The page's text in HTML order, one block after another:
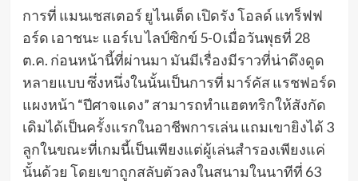
การที่ แมนเชสเตอร์ ยูไนเต็ด เปิดรัง โอลด์ แทร็ฟฟ
อร์ด เอาชนะ แอร์เบ ไลป์ซิกข์ 5-0 เมื่อวันพุธที่ 28
ต.ค. ก่อนหน้านี้ที่ผ่านมา มันมีเรื่องมีราวที่น่าดึงดูด
หลายแบบ ซึ่งหนึ่งในนั้นเป็นการที่ มาร์คัส แรชฟอร์ด
แผงหน้า “ปีศาจแดง” สามารถทำแฮตทริกให้สังกัด
เดิมได้เป็นครั้งแรกในอาชีพการเล่น แถมเขายิงได้ 3
ลูกในขณะที่เกมนี้เป็นเพียงแต่ผู้เล่นสำรองเพียงแค่
นั้นด้วย โดยเขาถูกสลับตัวลงในสนามในนาทีที่ 63